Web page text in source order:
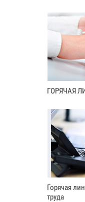
ГОРЯЧАЯ
Горячая
труда